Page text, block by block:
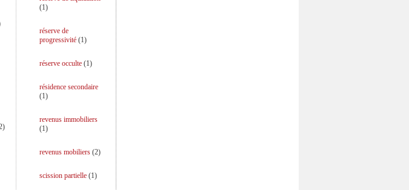
)
(1)
réserve de
progressivité(1)
réserve occulte(1)
résidence secondaire
(1)
revenus immobiliers
(1)
revenus mobiliers(2)
scission partielle(1)